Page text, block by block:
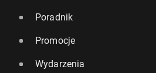
Poradnik
Promocje
Wydarzenia